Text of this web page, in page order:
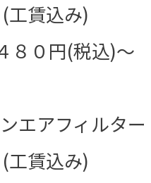
(工賃込み)
８０円(税込)～
エアフィルター
(工賃込み)